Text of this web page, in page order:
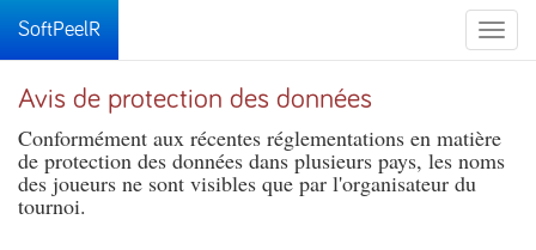
Toggle
SoftPeelR
Avis de protection des données
Conformément aux récentes réglementations en matière
de protection des données dans plusieurs pays, les noms
des joueurs ne sont visibles que par l'organisateur du
tournoi.